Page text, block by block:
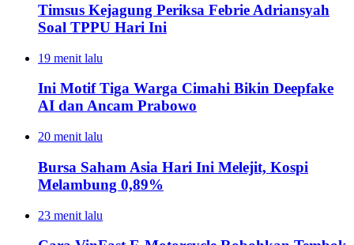
Timsus Kejagung Periksa Febrie Adriansyah
Soal TPPU Hari Ini
19 menit lalu
Ini Motif Tiga Warga Cimahi Bikin Deepfake
AI dan Ancam Prabowo
20 menit lalu
Bursa Saham Asia Hari Ini Melejit, Kospi
Melambung 0,89%
23 menit lalu